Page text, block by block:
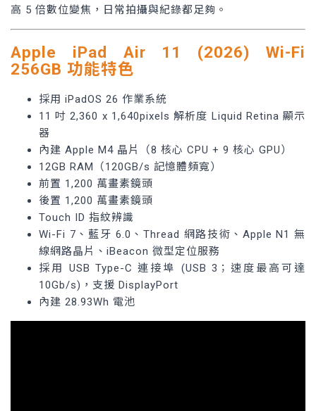
高 5 倍數位變焦，日常拍攝與紀錄都足夠。
Apple iPad Air 11 (2026) Wi-Fi
256GB 功能特色
採用 iPadOS 26 作業系統
11 吋 2,360 x 1,640pixels 解析度 Liquid Retina 顯示
器
內建 Apple M4 晶片（8 核心 CPU + 9 核心 GPU）
12GB RAM（120GB/s 記憶體頻寬）
前置 1,200 萬畫素鏡頭
後置 1,200 萬畫素鏡頭
Touch ID 指紋辨識
Wi-Fi 7、藍牙 6.0、Thread 網路技術、Apple N1 無
線網路晶片、iBeacon 微型定位服務
採用 USB Type-C 連接埠 (USB 3；速度最高可達
10Gb/s)，支援 DisplayPort
內建 28.93Wh 電池